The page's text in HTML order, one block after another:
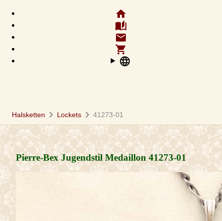
home
auto_stories
email
shopping_cart
language
Halsketten chevron_right Lockets chevron_right 41273-01
Pierre-Bex Jugendstil Medaillon41273-01